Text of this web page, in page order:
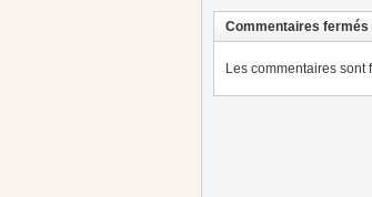
Commentaires fermés
Les commentaires sont